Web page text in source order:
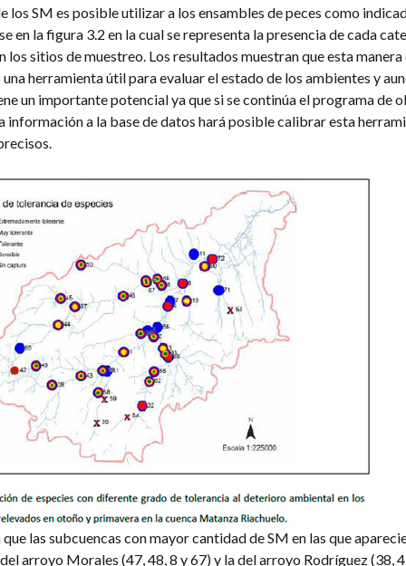
los SM es posible utilizar a los ensambles de peces como
en la figura 3.2 en la cual se representa la presencia de cada
sitios de muestreo. Los resultados muestran que esta manera
herramienta útil para evaluar el estado de los ambientes y
un importante potencial ya que si se continúa el programa de
información a la base de datos hará posible calibrar esta
las subcuencas con mayor cantidad de SM en las que
arroyo Morales (47, 48, 8 y 67) y la del arroyo Rodríguez (38,